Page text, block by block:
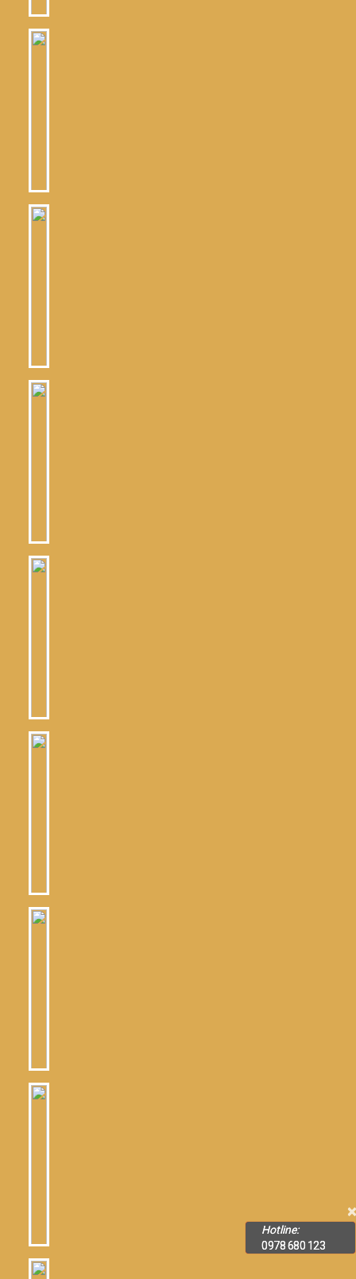
×
Hotline:
0978 680 123